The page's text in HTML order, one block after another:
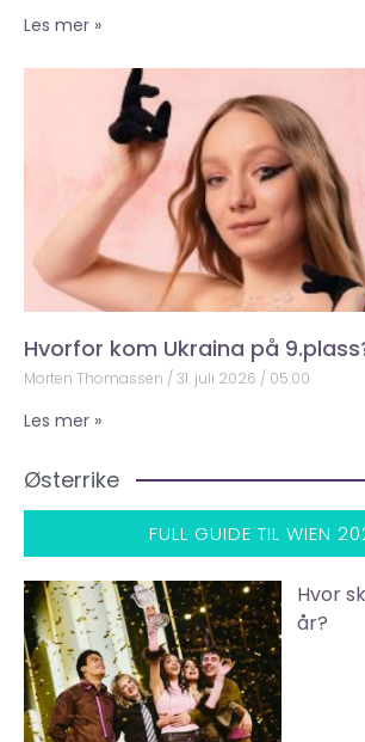
Les mer »
Hvorfor kom Ukraina på
Morten Thomassen 31. juli 2026 05:00
Les mer »
Østerrike
FULL GUIDE TIL WIEN
Hvor
år?